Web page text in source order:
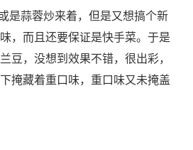
是蒜蓉炒来着，但是又想搞个新
，而且还要保证是快手菜。于是
豆，没想到效果不错，很出彩，
掩藏着重口味，重口味又未掩盖